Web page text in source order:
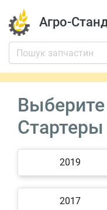
Агро-
2019
2017